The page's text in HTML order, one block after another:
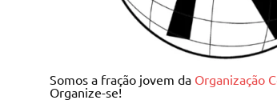
Juventude
Somos a fração jovem da Organização
Organize-se!